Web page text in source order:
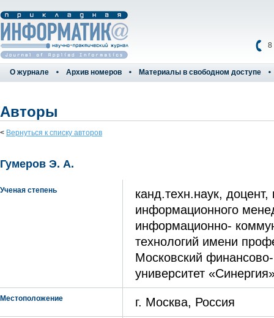
8
О журнале Архив номеров Материалы в свободном доступе
Авторы
< Вернуться к списку авторов
Гумеров Э. А.
Ученая степень
канд.техн.наук,
информационного
информационно-
технологий имени
Московский
университет
Местоположение г. Москва, Россия